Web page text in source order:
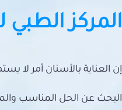
المركز الطبي
إن العناية بالأسنان أمر لا
البحث عن الحل المناسب